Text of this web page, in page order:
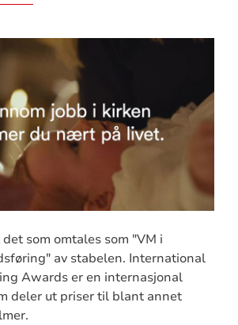
som omtales som "VM i
av stabelen. International
Awards er en internasjonal
deler ut priser til blant annet